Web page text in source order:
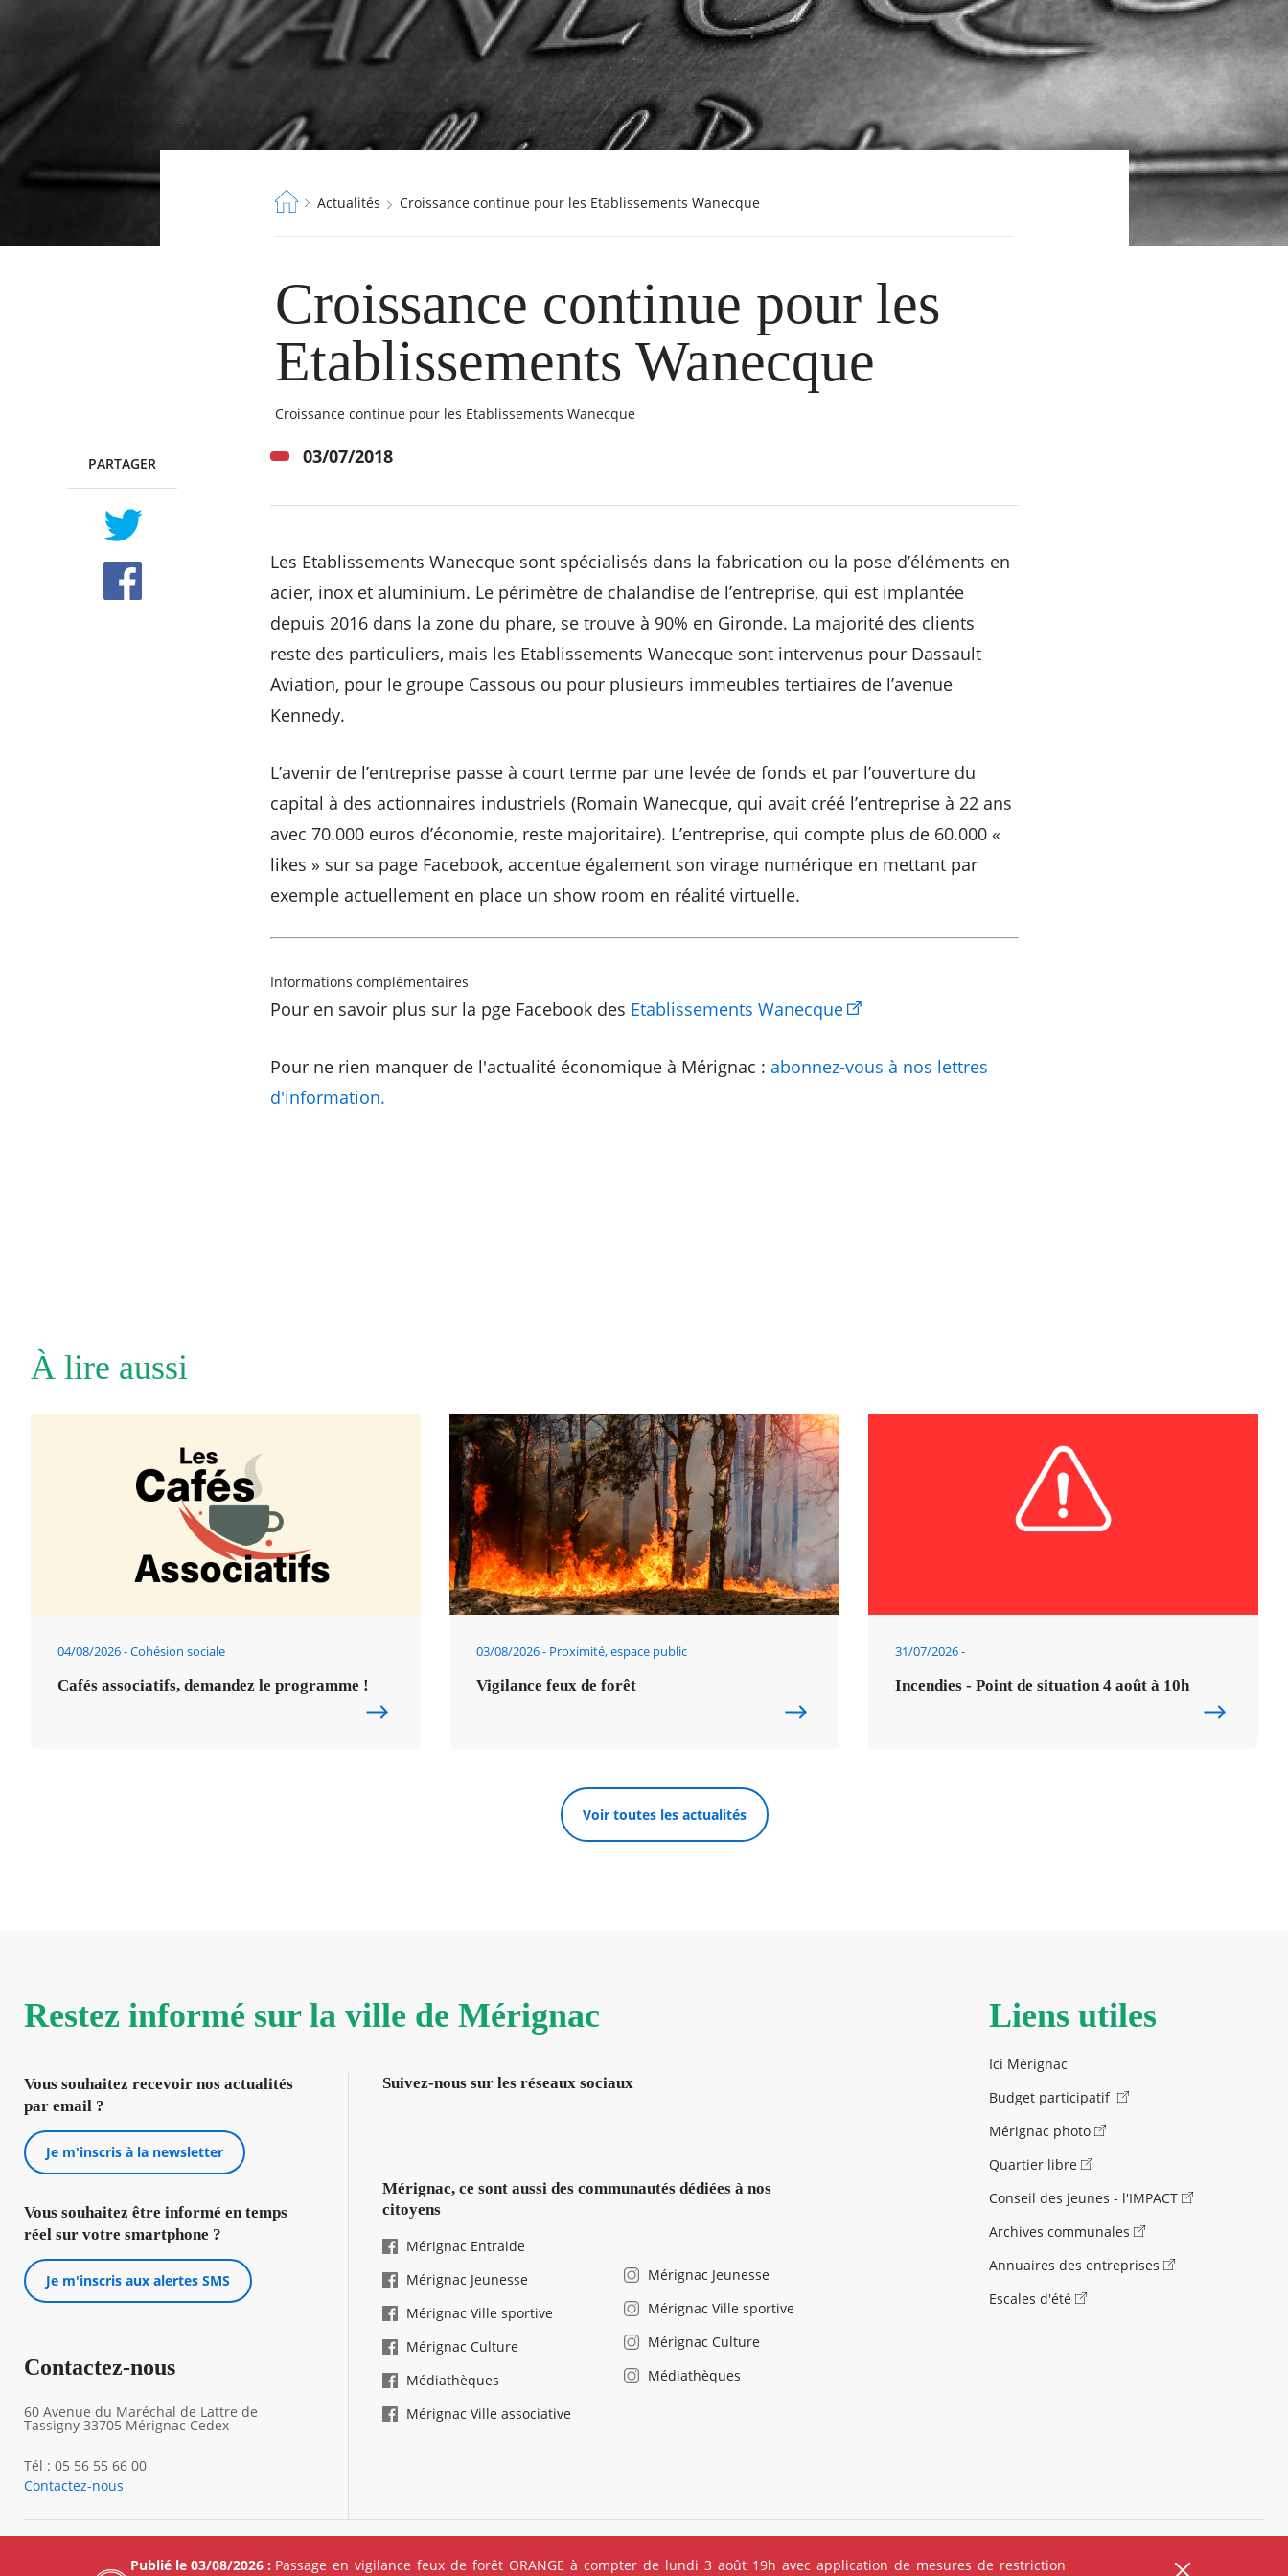
Publié le 03/08/2026 : Passage en vigilance feux de forêt ORANGE à compter de lundi 3 août 19h avec application de mesures de restriction
Fil
Actualités Croissance continue pour les Etablissements Wanecque
Croissance continue pour les
Etablissements Wanecque
Croissance continue pour les Etablissements Wanecque
PARTAGER
TWITTER
FACEBOOK
03/07/2018
Les Etablissements Wanecque sont spécialisés dans la fabrication ou la pose d’éléments en
acier, inox et aluminium. Le périmètre de chalandise de l’entreprise, qui est implantée
depuis 2016 dans la zone du phare, se trouve à 90% en Gironde. La majorité des clients
reste des particuliers, mais les Etablissements Wanecque sont intervenus pour Dassault
Aviation, pour le groupe Cassous ou pour plusieurs immeubles tertiaires de l’avenue
Kennedy.
L’avenir de l’entreprise passe à court terme par une levée de fonds et par l’ouverture du
capital à des actionnaires industriels (Romain Wanecque, qui avait créé l’entreprise à 22 ans
avec 70.000 euros d’économie, reste majoritaire). L’entreprise, qui compte plus de 60.000 «
likes » sur sa page Facebook, accentue également son virage numérique en mettant par
exemple actuellement en place un show room en réalité virtuelle.
Informations complémentaires
Pour en savoir plus sur la pge Facebook des Etablissements Wanecque
Pour ne rien manquer de l'actualité économique à Mérignac : abonnez-vous à nos lettres
d'information.
À lire aussi
04/08/2026 Cohésion sociale
Cafés associatifs, demandez le programme !
03/08/2026 Proximité, espace public
Vigilance feux de forêt
31/07/2026
Incendies - Point de situation 4 août à 10h
Voir toutes les actualités
Restez informé sur la ville de Mérignac
Vous souhaitez recevoir nos actualités
par email ?
Je m'inscris à la newsletter
Vous souhaitez être informé en temps
réel sur votre smartphone ?
Je m'inscris aux alertes SMS
Contactez-nous
60 Avenue du Maréchal de Lattre de
Tassigny 33705 Mérignac Cedex
Tél : 05 56 55 66 00
Contactez-nous
Suivez-nous sur les réseaux sociaux
Mérignac, ce sont aussi des communautés dédiées à nos
citoyens
Mérignac Entraide
Mérignac Jeunesse
Mérignac Ville sportive
Mérignac Culture
Médiathèques
Mérignac Ville associative
Mérignac Jeunesse
Mérignac Ville sportive
Mérignac Culture
Médiathèques
Liens utiles
Ici Mérignac
Budget participatif
Mérignac photo
Quartier libre
Conseil des jeunes - l'IMPACT
Archives communales
Annuaires des entreprises
Escales d'été
Footer
Mentions légales Salle de presse Recrutement Foire aux questions (FAQ) Carte des équipements Carte des travaux